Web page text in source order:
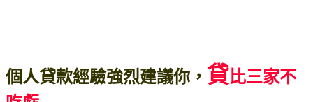
個人貸款經驗強烈建議你， 貸比三家不